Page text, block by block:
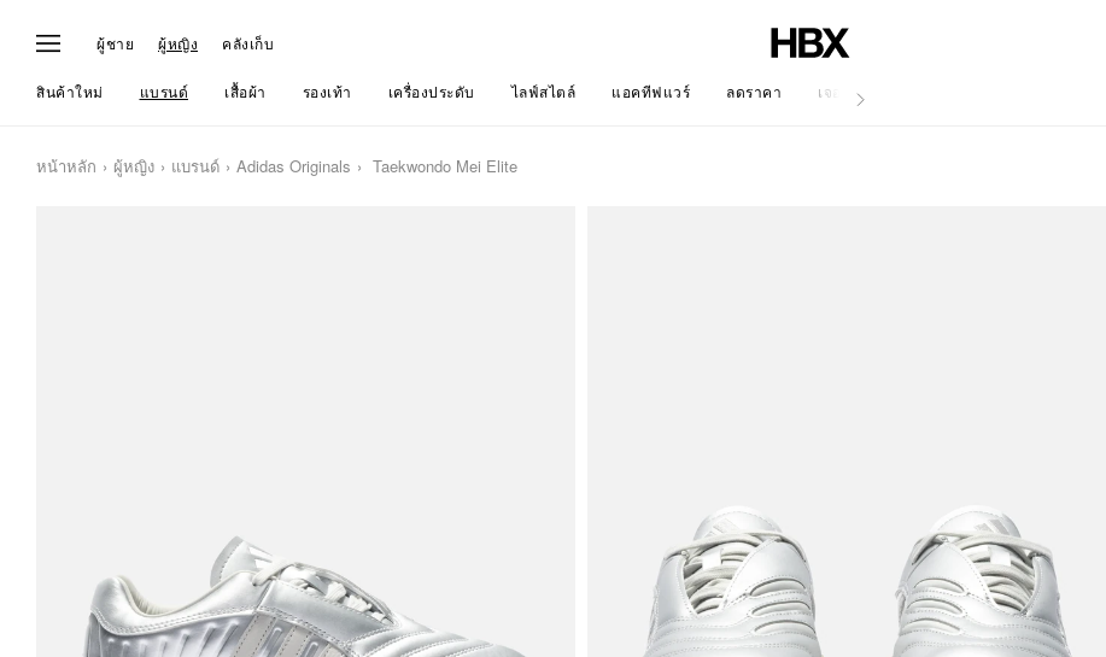
ผู้ชาย ผู้หญิง คลังเก็บ
สินค้าใหม่ แบรนด์ เสื้อผ้า รองเท้า เครื่องประดับ ไลฟ์สไตล์ แอคทีฟแวร์ ลดราคา เจอร์นัล
หน้าหลัก ผู้หญิง แบรนด์ Adidas Originals Taekwondo Mei Elite